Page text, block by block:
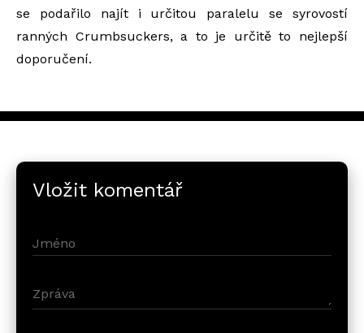
se podařilo najít i určitou paralelu se syrovostí
ranných Crumbsuckers, a to je určitě to nejlepší
doporučení.
Vložit komentář